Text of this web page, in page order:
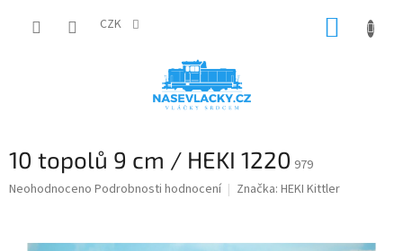
CZK
10 topolů 9 cm / HEKI 1220 979
Průměrné
Neohodnoceno Podrobnosti hodnocení Značka: HEKI Kittler